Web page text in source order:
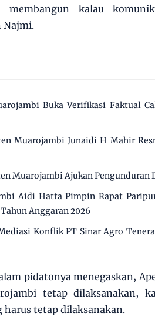
membangun kalau
Najmi.
Buka Verifikasi Faktual
Muarojambi Junaidi H Mahir
Muarojambi Ajukan Pengunduran
Aidi Hatta Pimpin Rapat
Anggaran 2026
Konflik PT Sinar Agro
pidatonya menegaskan,
tetap dilaksanakan,
tetap dilaksanakan.